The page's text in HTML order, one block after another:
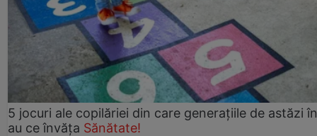
5 jocuri ale copilăriei din care generațiile de astăzi
au ce învăța Sănătate!